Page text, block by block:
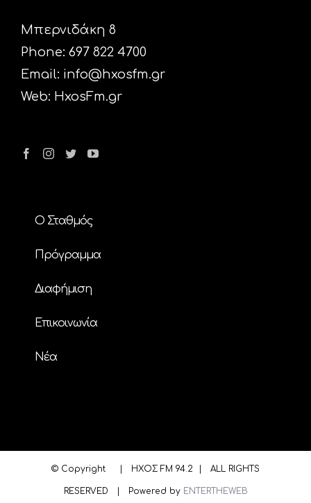
Μπερνιδάκη 8
Phone: 697 822 4700
Email: info@hxosfm.gr
Web: HxosFm.gr
Ο Σταθμός
Πρόγραμμα
Διαφήμιση
Επικοινωνία
Nέα
© Copyright | ΗΧΟΣ FM 94.2 | ALL RIGHTS
RESERVED | Powered by ENTERTHEWEB